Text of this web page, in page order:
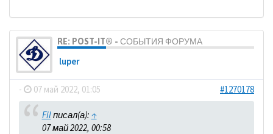
RE: POST-IT® - СОБЫТИЯ ФОРУМА
luper
- 07 май 2022, 01:05 #1270178
Filписал(а): ↑
07 май 2022, 00:58